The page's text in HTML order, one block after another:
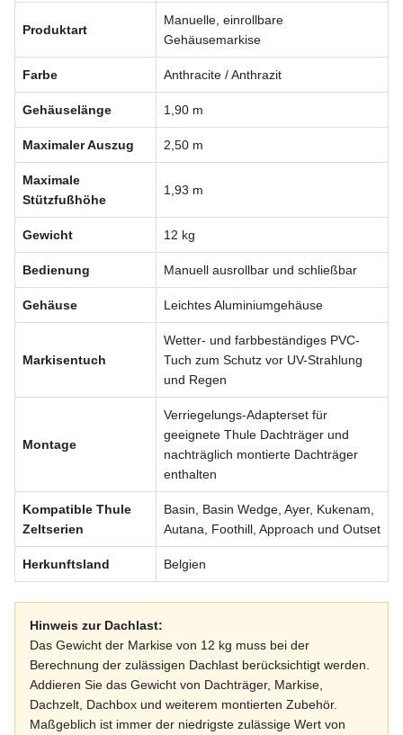
Produktart
Manuelle, einrollbare
Gehäusemarkise
Farbe Anthracite / Anthrazit
Gehäuselänge 1,90 m
Maximaler Auszug 2,50 m
Maximale
Stützfußhöhe
1,93 m
Gewicht 12 kg
Bedienung Manuell ausrollbar und schließbar
Gehäuse Leichtes Aluminiumgehäuse
Markisentuch
Wetter- und farbbeständiges PVC-
Tuch zum Schutz vor UV-Strahlung
und Regen
Montage
Verriegelungs-Adapterset für
geeignete Thule Dachträger und
nachträglich montierte Dachträger
enthalten
Kompatible Thule
Zeltserien
Basin, Basin Wedge, Ayer, Kukenam,
Autana, Foothill, Approach und Outset
Herkunftsland Belgien
Hinweis zur Dachlast:
Das Gewicht der Markise von 12 kg muss bei der
Berechnung der zulässigen Dachlast berücksichtigt werden.
Addieren Sie das Gewicht von Dachträger, Markise,
Dachzelt, Dachbox und weiterem montierten Zubehör.
Maßgeblich ist immer der niedrigste zulässige Wert von